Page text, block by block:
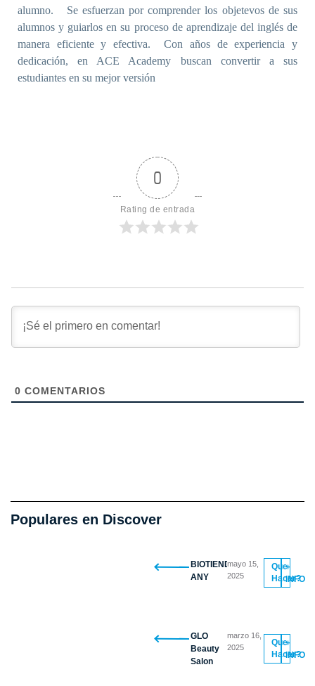
alumno. Se esfuerzan por comprender los objetevos de sus
alumnos y guiarlos en su proceso de aprendizaje del inglés de
manera eficiente y efectiva. Con años de experiencia y
dedicación, en ACE Academy buscan convertir a sus
estudiantes en su mejor versión
0
Rating de entrada
0 COMENTARIOS
Populares en Discover
BIOTIENDA
ANY
mayo 15,
2025
Que
Hacer?
+
INFO
GLO
Beauty
Salon
marzo 16,
2025
Que
Hacer?
+
INFO